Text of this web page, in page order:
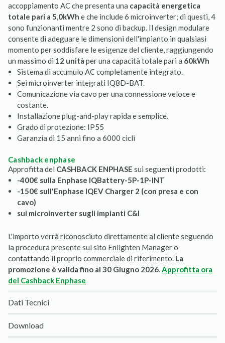
accoppiamento AC che presenta una capacità energetica
totale pari a 5,0kWh e che include 6 microinverter; di questi, 4
sono funzionanti mentre 2 sono di backup. Il design modulare
consente di adeguare le dimensioni dell'impianto in qualsiasi
momento per soddisfare le esigenze del cliente, raggiungendo
un massimo di 12 unità per una capacità totale pari a 60kWh
Sistema di accumulo AC completamente integrato.
Sei microinverter integrati IQ8D-BAT.
Comunicazione via cavo per una connessione veloce e
costante.
Installazione plug-and-play rapida e semplice.
Grado di protezione: IP55
Garanzia di 15 anni fino a 6000 cicli
cashback enphase
Approfitta del CASHBACK ENPHASE sui seguenti prodotti:
-400€ sulla Enphase IQBattery-5P-1P-INT
-150€ sull'Enphase IQEV Charger 2 (con presa e con
cavo)
sui microinverter sugli impianti C&I
L'importo verrà riconosciuto direttamente al cliente seguendo
la procedura presente sul sito Enlighten Manager o
contattando il proprio commerciale di riferimento. La
promozione è valida fino al 30 Giugno 2026.Approfitta ora
del Cashback Enphase
Dati Tecnici
Download